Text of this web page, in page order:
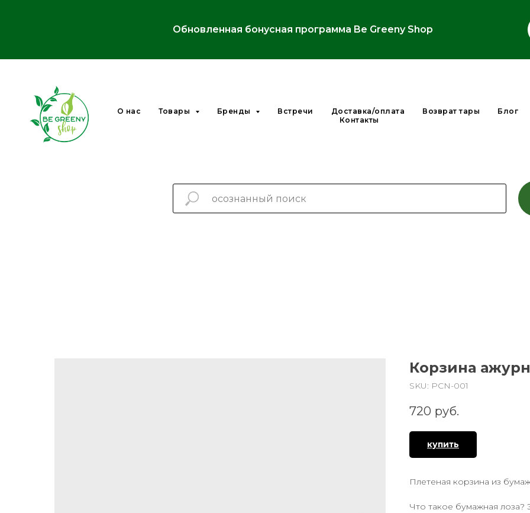
Обновленная бонусная программа Be Greeny Shop
О нас Товары Бренды Встречи Доставка/оплата Возврат тары
Блог
Контакты
Корзина
SKU: PCN-001
720 руб.
купить
Плетеная корзина из
Что такое бумажная лоза?